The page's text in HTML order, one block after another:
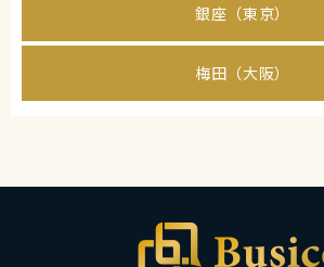
銀座（東京）
梅田（大阪）